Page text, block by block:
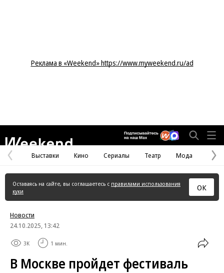
Реклама в «Weekend» https://www.myweekend.ru/ad
Предыдущая
страница
Выставки Кино Сериалы Театр Мода
Оставаясь на сайте, вы соглашаетесь с правилами использования
куки
ОК
Новости
24.10.2025, 13:42
3K 1 мин.
В Москве пройдет фестиваль